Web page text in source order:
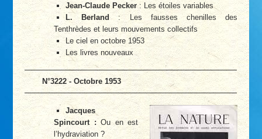
Jean-Claude Pecker: Les étoiles variables
L. Berland : Les fausses chenilles des
Tenthrèdes et leurs mouvements collectifs
Le ciel en octobre 1953
Les livres nouveaux
N°3222 - Octobre 1953
Jacques
Spincourt :Ou en est
l’hydraviation ?